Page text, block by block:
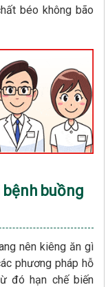
béo không bão
buồng
nên kiêng ăn gì
phương pháp hỗ
đó hạn chế biến